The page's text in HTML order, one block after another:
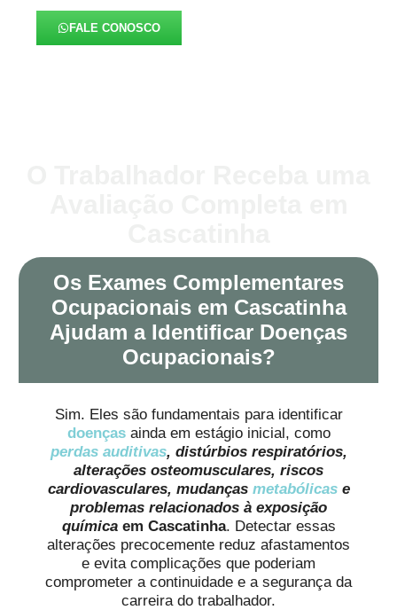
FALE CONOSCO
Os Exames Complementares
Ocupacionais em Cascatinha
Ajudam a Identificar Doenças
Ocupacionais?
Sim. Eles são fundamentais para identificar
doenças ainda em estágio inicial, como
perdas auditivas, distúrbios respiratórios,
alterações osteomusculares, riscos
cardiovasculares, mudanças metabólicase
problemas relacionados à exposição
química em Cascatinha. Detectar essas
alterações precocemente reduz afastamentos
e evita complicações que poderiam
comprometer a continuidade e a segurança da
carreira do trabalhador.